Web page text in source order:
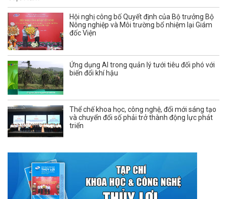
Hội nghị công bố Quyết định của Bộ trưởng Bộ
Nông nghiệp và Môi trường bổ nhiệm lại Giám
đốc Viện
Ứng dụng AI trong quản lý tưới tiêu đối phó với
biến đổi khí hậu
Thể chế khoa học, công nghệ, đổi mới sáng tạo
và chuyển đổi số phải trở thành động lực phát
triển